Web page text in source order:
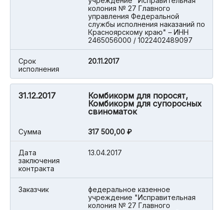
колония № 27 Главного
управления Федеральной
службы исполнения наказаний по
Красноярскому краю" – ИНН
2465056000 / 1022402489097
Срок
исполнения
20.11.2017
31.12.2017
Комбикорм для поросят,
Комбикорм для супоросных
свиноматок
Cумма 317 500,00 ₽
Дата
заключения
контракта
13.04.2017
Заказчик
федеральное казенное
учреждение "Исправительная
колония № 27 Главного